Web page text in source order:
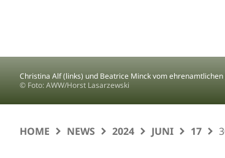
Christina Alf (links) und Beatrice Minck vom
© Foto: AWW/Horst Lasarzewski
HOME NEWS 2024 JUNI 17